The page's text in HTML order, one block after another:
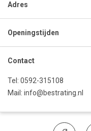
Adres
Openingstijden
Contact
Tel: 0592-315108
Mail: info@bestrating.nl